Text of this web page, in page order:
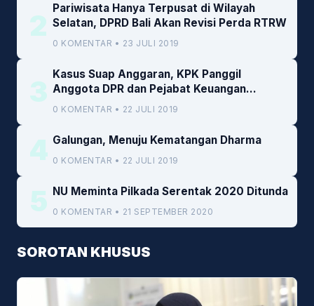
2
Pariwisata Hanya Terpusat di Wilayah
Selatan, DPRD Bali Akan Revisi Perda RTRW
0 KOMENTAR • 23 JULI 2019
3
Kasus Suap Anggaran, KPK Panggil
Anggota DPR dan Pejabat Keuangan
Kemenkeu
0 KOMENTAR • 22 JULI 2019
4 Galungan, Menuju Kematangan Dharma
0 KOMENTAR • 22 JULI 2019
5 NU Meminta Pilkada Serentak 2020 Ditunda
0 KOMENTAR • 21 SEPTEMBER 2020
SOROTAN KHUSUS